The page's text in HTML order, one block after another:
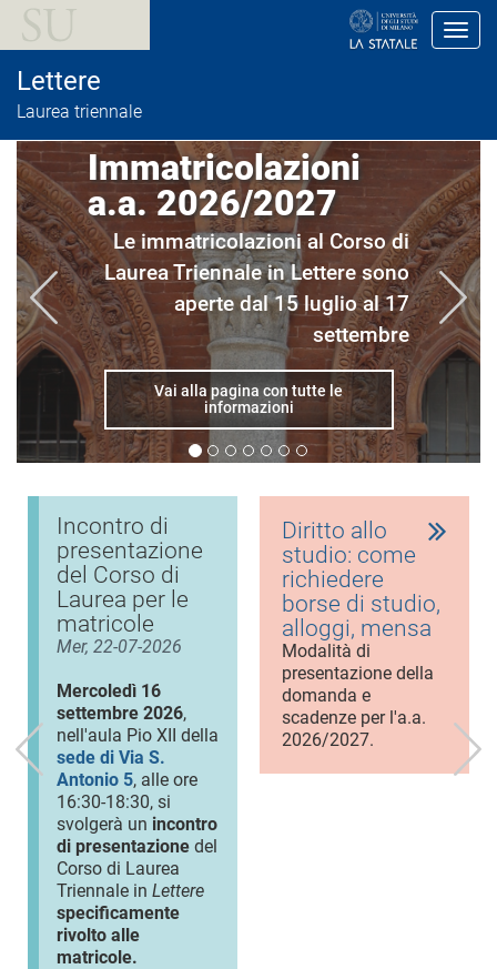
l
c
Lettere
Laurea triennale
Immatricolazioni
a.a. 2026/2027
Le immatricolazioni al Corso di
Laurea Triennale in Lettere sono
aperte dal 15 luglio al 17
settembre
Vai alla pagina con tutte le
informazioni
Incontro di
presentazione
del Corso di
Laurea per le
matricole
Mer, 22-07-2026
Mercoledì 16
settembre 2026,
nell'aula Pio XII della
sede di Via S.
Antonio 5, alle ore
16:30-18:30, si
svolgerà un incontro
di presentazione del
Corso di Laurea
Triennale in Lettere
specificamente
rivolto alle
matricole.
Diritto allo
studio: come
richiedere
borse di studio,
alloggi, mensa
Modalità di
presentazione della
domanda e
scadenze per l'a.a.
2026/2027.